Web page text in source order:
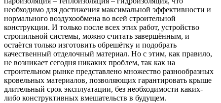
необходимо для достижения максимальной эффективности и
нормального воздухообмена во всей строительной
конструкции. И только после всех этих работ, устройство
стропильной системы, можно считать завершённым, и
остаётся только изготовить обрешётку и подобрать
качественный отделочный материал. Но с этим, как правило,
не возникает сегодня никаких проблем, так как на
строительном рынке представлено множество разнообразных
кровельных материалов, позволяющих гарантировать крыше
длительный срок эксплуатации, без необходимости каких-
либо конструктивных вмешательств в будущем.